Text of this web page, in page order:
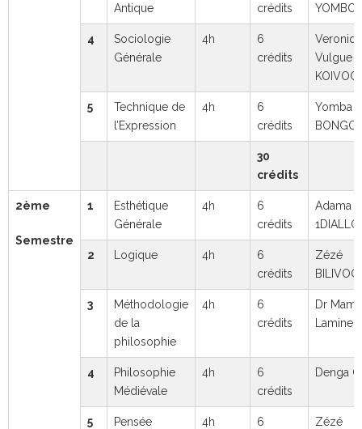
Antique
crédits
4
Sociologie
Générale
4h
6
crédits
Vulgue
5
Technique de
l’Expression
4h
6
crédits
Yomba
30
crédits
2ème
Semestre
1
Esthétique
Générale
4h
6
crédits
Adama
1DIALLO
2 Logique 4h
6
crédits
Zézé
3
Méthodologie
de la
philosophie
4h
6
crédits
Dr
Lamine
4
Philosophie
Médiévale
4h
6
crédits
Denga
5
Pensée
4h
6
Zézé